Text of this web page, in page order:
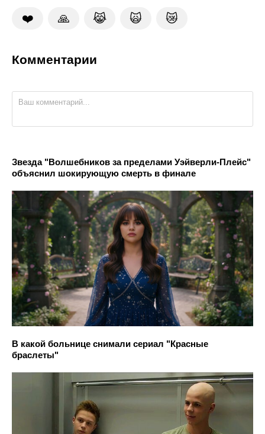
❤️ 🙏 😹 🙀 😿
Комментарии
Звезда "Волшебников за пределами Уэйверли-Плейс"
объяснил шокирующую смерть в финале
В какой больнице снимали сериал "Красные
браслеты"